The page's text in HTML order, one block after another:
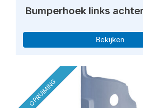
Bumperhoek links
Bekijken
OPRUIMING